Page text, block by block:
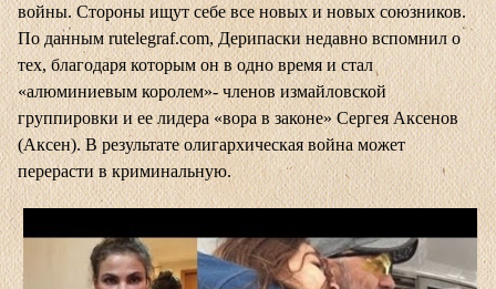
войны. Стороны ищут себе все новых и новых союзников.
По даннымrutelegraf.com, Дерипаски недавно вспомнил о
тех, благодаря которым он в одно время и стал
«алюминиевым королем»- членов измайловской
группировки и ее лидера «вора в законе» Сергея Аксенов
(Аксен). В результате олигархическая война может
перерасти в криминальную.